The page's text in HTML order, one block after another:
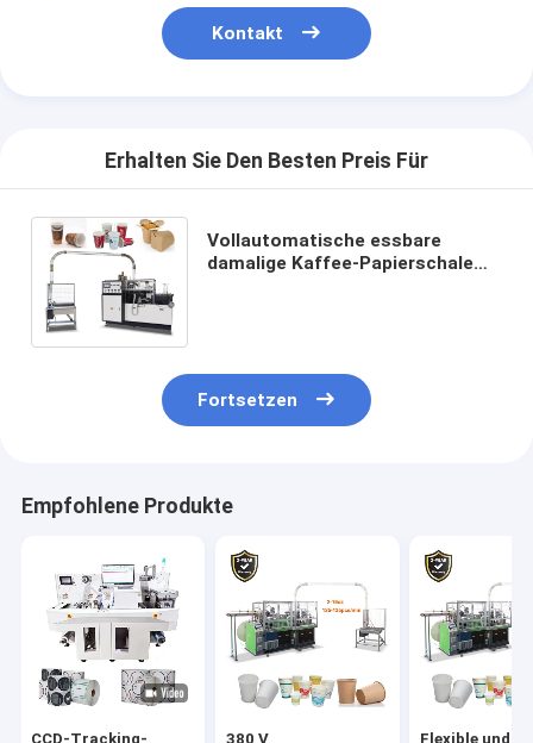
Kontakt
Erhalten Sie Den Besten Preis Für
Vollautomatische essbare
damalige Kaffee-Papierschale
Fortsetzen
Empfohlene Produkte
CCD-Tracking- 380 V Flexible und